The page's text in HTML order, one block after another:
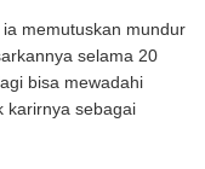
memutuskan mundur
selama 20
bisa mewadahi
karirnya sebagai